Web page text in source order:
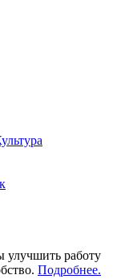
улучшить работу
Подробнее.